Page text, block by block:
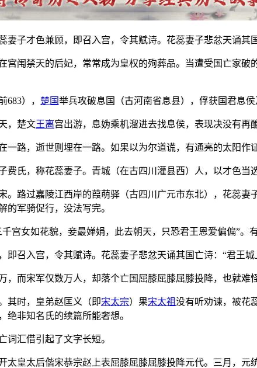
妻子才色兼顾，即召入宫，令其赋诗。花蕊妻子悲忿天诵
宫闱禁天的后妃，常常成为皇权的殉葬品。当遭受国亡家
683）， 楚国举兵攻破息国（古河南省息县），俘获国君息
，楚文王离宫出游，息妫乘机溜进去找息侯，表现决没有再
一路，逝世则埋在一路。如果以为尔道谎，有通亮的太阳
费氏，称花蕊妻子。青城（在古四川灌县西）人，以才色当
。路过嘉陵江西岸的葭萌驿（古四川广元市东北），花蕊
的军骑促行，没法写完。
宫女如花貌，妾最婵娟，此去朝天，只恐君王恩爱偏偏”。
即召入宫，令其赋诗。花蕊妻子悲忿天诵其国亡诗：“君王
，而宋军仅数万人，却落个亡国屈膝屈膝屈膝投降，也就难
其时，皇弟赵匡义（即宋太宗）果宋太祖没有听劝谏，被花
绝非知名氏的续篇所能奢想。
词汇借引起了文字长短。
太皇太后偕宋恭宗赵上表屈膝屈膝屈膝投降元代。三月，元